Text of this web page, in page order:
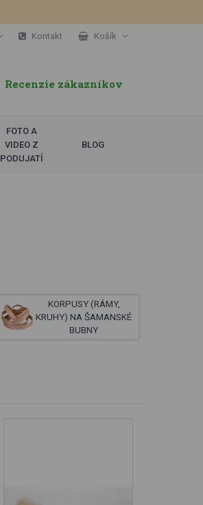
Kontakt Košík
Recenzie zákazníkov
FOTO A
VIDEO Z
PODUJATÍ
BLOG
KORPUSY (RÁMY,
KRUHY) NA ŠAMANSKÉ
BUBNY